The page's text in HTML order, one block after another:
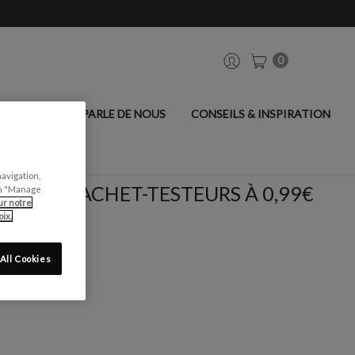
0
ON PARLE DE NOUS CONSEILS & INSPIRATION
SACHET-TESTEURS À 0,99€
"Manage
notre
Cookies